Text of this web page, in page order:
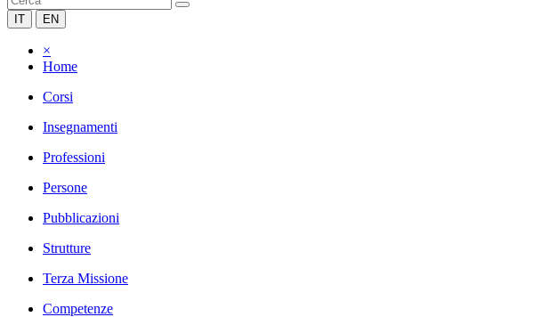
IT EN
×
Home
Corsi
Insegnamenti
Professioni
Persone
Pubblicazioni
Strutture
Terza Missione
Competenze